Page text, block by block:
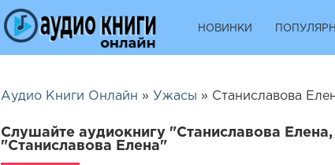
НОВИНКИ
Аудио Книги Онлайн » Ужасы » Станиславова
Слушайте аудиокнигу "Станиславова
"Станиславова Елена"